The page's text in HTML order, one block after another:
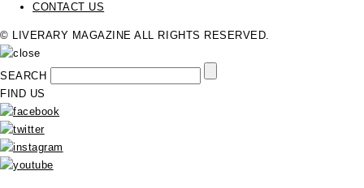
CONTACT US
© LIVERARY MAGAZINE ALL RIGHTS RESERVED.
SEARCH
FIND US